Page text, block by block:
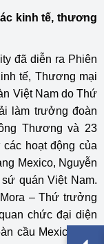
kinh tế, thương
đã diễn ra Phiên
tế, Thương mại
Việt Nam do Thứ
làm trưởng đoàn
Thương và 23
hoạt động của
Mexico, Nguyễn
quán Việt Nam.
– Thứ trưởng
chức đại diện
cầu Mexico, Hội